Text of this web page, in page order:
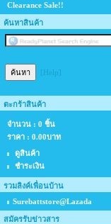
Clearance Sale!!
ค้นหาสินค้า
[Help]
ตะกร้าสินค้า
จำนวน : 0 ชิ้น
ราคา : 0.00บาท
ดูสินค้า
ชำระเงิน
รวมลิงค์เพื่อนบ้าน
Surebattstore@Lazada
สมัครรับข่าวสาร